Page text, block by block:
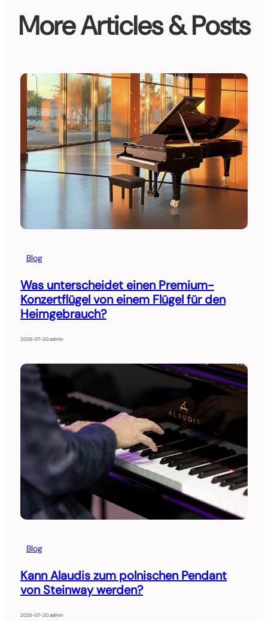
More Articles & Posts
Blog
Was unterscheidet einen Premium-
Konzertflügel von einem Flügel für den
Heimgebrauch?
2026-07-20.admin
Blog
Kann Alaudis zum polnischen Pendant
von Steinway werden?
2026-07-20.admin